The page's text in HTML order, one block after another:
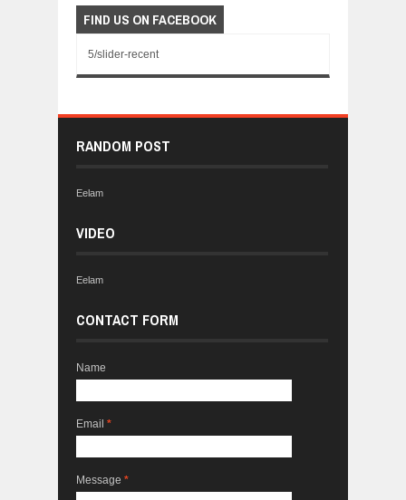
FIND US ON FACEBOOK
5/slider-recent
RANDOM POST
Eelam
VIDEO
Eelam
CONTACT FORM
Name
Email *
Message *